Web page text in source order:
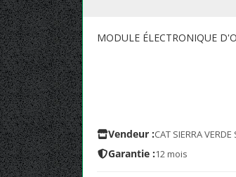
MODULE ÉLECTRONIQUE
Vendeur :CAT SIERRA VERDE
Garantie :12 mois